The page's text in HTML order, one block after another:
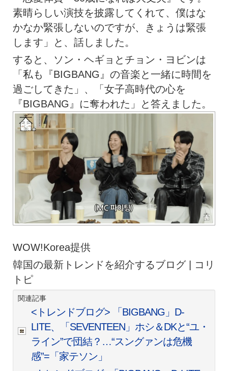
素晴らしい演技を披露してくれて、僕はな
かなか緊張しないのですが、きょうは緊張
します」と、話しました。
すると、ソン・ヘギョとチョン・ヨビンは
「私も『BIGBANG』の音楽と一緒に時間を
過ごしてきた」、「女子高時代の心を
『BIGBANG』に奪われた」と答えました。
WOW!Korea提供
韓国の最新トレンドを紹介するブログ | コリ
トピ
関連記事
<トレンドブログ> 「BIGBANG」D-
LITE、「SEVENTEEN」ホシ＆DKと“ユ・
ライン”で団結？…“スングァンは危機
感”=「家テソン」